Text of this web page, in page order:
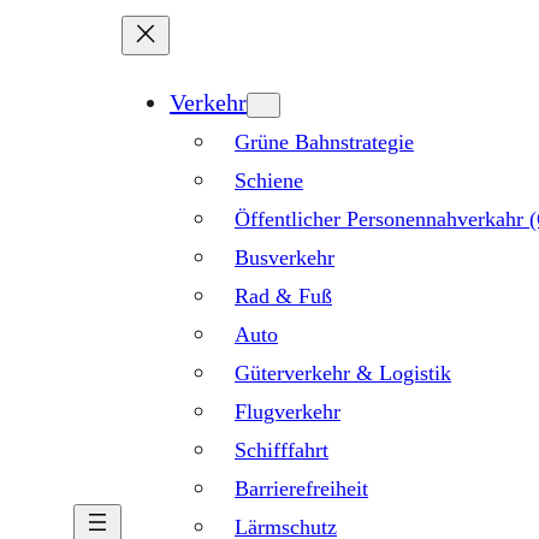
Verkehr
Grüne Bahnstrategie
Schiene
Öffentlicher Personennahverkahr
Busverkehr
Rad & Fuß
Auto
Güterverkehr & Logistik
Flugverkehr
Schifffahrt
Barrierefreiheit
Lärmschutz